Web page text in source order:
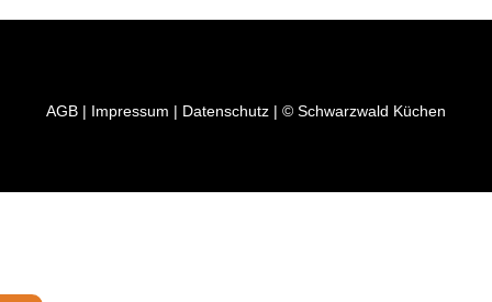
AGB | Impressum | Datenschutz | © Schwarzwald Küchen